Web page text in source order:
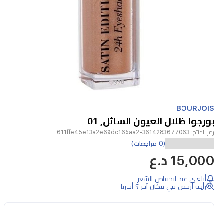
1
1
BOURJOIS
بورجوا ظلال العيون السائل, 01
رمز المنتج: 3614283677063-611ffe45e13a2e69dc165aa2
بظلال
عيون
سائل
(0 مراجعات)
15,000 د.ع
أبلغني عند انخفاض السّعر
رأيته أرخص في مكان آخر ؟ أخبرنا